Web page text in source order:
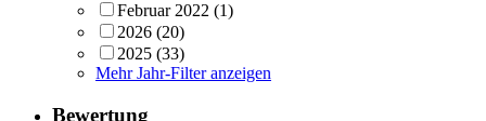
Februar 2022 (1)
2026 (20)
2025 (33)
Mehr Jahr-Filter anzeigen
Bewertung